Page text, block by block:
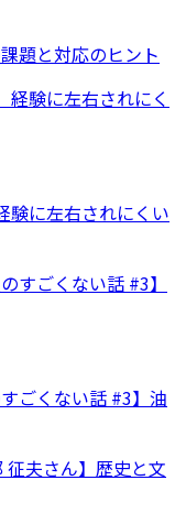
題と対応のヒント
験に左右されにくい
ごくない話 #3】油